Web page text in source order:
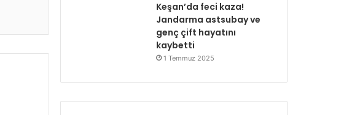
Keşan’da feci kaza!
Jandarma astsubay ve
genç çift hayatını
kaybetti
1 Temmuz 2025